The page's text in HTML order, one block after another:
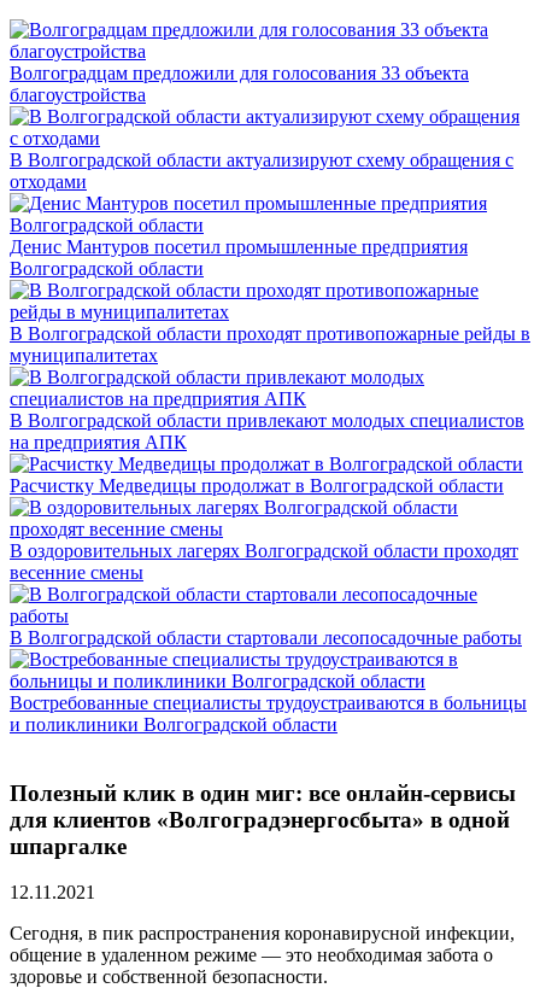
Волгоградцам предложили для голосования 33 объекта
благоустройства
В Волгоградской области актуализируют схему обращения с
отходами
Денис Мантуров посетил промышленные предприятия
Волгоградской области
В Волгоградской области проходят противопожарные рейды в
муниципалитетах
В Волгоградской области привлекают молодых специалистов
на предприятия АПК
Расчистку Медведицы продолжат в Волгоградской области
В оздоровительных лагерях Волгоградской области проходят
весенние смены
В Волгоградской области стартовали лесопосадочные работы
Востребованные специалисты трудоустраиваются в больницы
и поликлиники Волгоградской области
Полезный клик в один миг: все онлайн-сервисы
для клиентов «Волгоградэнергосбыта» в одной
шпаргалке
12.11.2021
Сегодня, в пик распространения коронавирусной инфекции,
общение в удаленном режиме — это необходимая забота о
здоровье и собственной безопасности.